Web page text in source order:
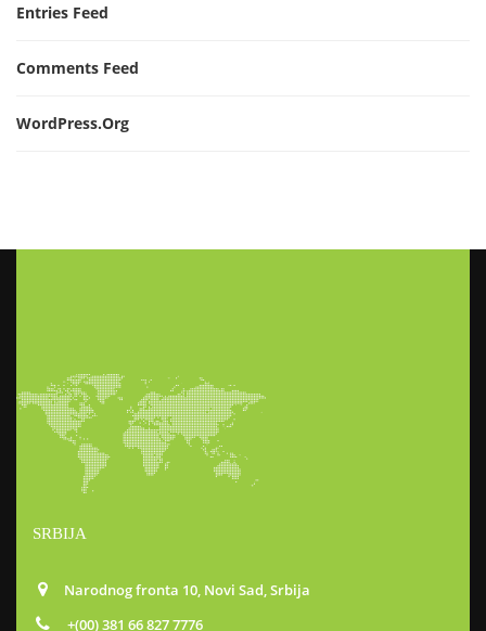
Entries Feed
Comments Feed
WordPress.org
SRBIJA
Narodnog fronta 10, Novi Sad, Srbija
+(00) 381 66 827 7776